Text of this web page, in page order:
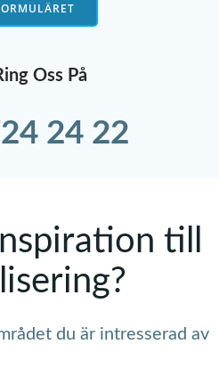
Oss På
24 22
till
du är intresserad av